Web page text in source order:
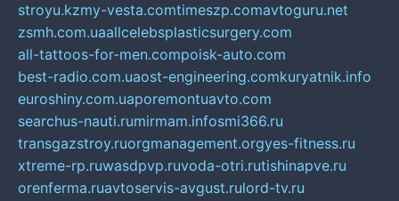
stroyu.kzmy-vesta.comtimeszp.comavtoguru.net
zsmh.com.uaallcelebsplasticsurgery.com
all-tattoos-for-men.compoisk-auto.com
best-radio.com.uaost-engineering.comkuryatnik.info
euroshiny.com.uaporemontuavto.com
searchus-nauti.rumirmam.infosmi366.ru
transgazstroy.ruorgmanagement.orgyes-fitness.ru
xtreme-rp.ruwasdpvp.ruvoda-otri.rutishinapve.ru
orenferma.ruavtoservis-avgust.rulord-tv.ru